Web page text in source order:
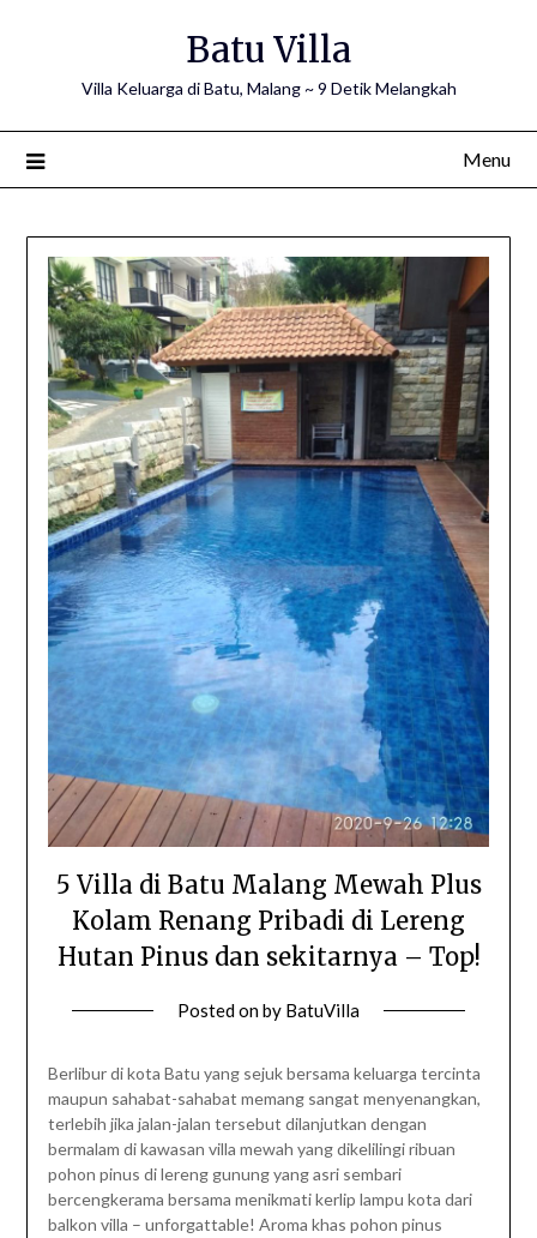
Batu Villa
Villa Keluarga di Batu, Malang ~ 9 Detik Melangkah
Menu
5 Villa di Batu Malang Mewah Plus
Kolam Renang Pribadi di Lereng
Hutan Pinus dan sekitarnya – Top!
Posted onby BatuVilla
Berlibur di kota Batu yang sejuk bersama keluarga tercinta
maupun sahabat-sahabat memang sangat menyenangkan,
terlebih jika jalan-jalan tersebut dilanjutkan dengan
bermalam di kawasan villa mewah yang dikelilingi ribuan
pohon pinus di lereng gunung yang asri sembari
bercengkerama bersama menikmati kerlip lampu kota dari
balkon villa – unforgattable! Aroma khas pohon pinus